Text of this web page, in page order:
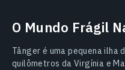
O Mundo Frágil
Tânger é uma pequena ilha
quilômetros da Virgínia e